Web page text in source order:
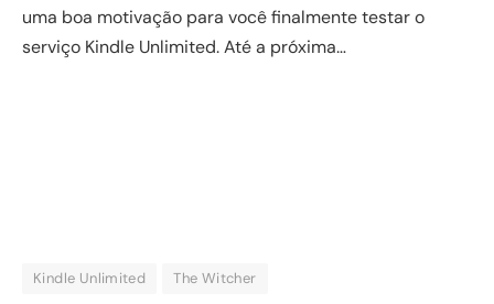
uma boa motivação para você finalmente testar o
serviço Kindle Unlimited. Até a próxima…
Kindle Unlimited The Witcher